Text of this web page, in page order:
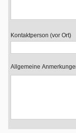
Kontaktperson (vor Ort)
Allgemeine